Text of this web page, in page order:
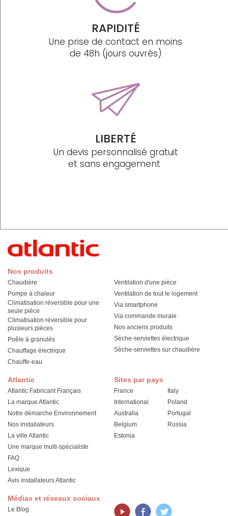
RAPIDITÉ
Une prise de contact en moins
de 48h (jours ouvrés)
LIBERTÉ
Un devis personnalisé gratuit
et sans engagement
Atlantic
Atlantic Fabricant Français
La marque Atlantic
Notre démarche Environnement
Nos installateurs
La ville Atlantic
Une marque multi-spécialiste
FAQ
Lexique
Avis installateurs Atlantic
Nos produits
Chaudière
Pompe à chaleur
Climatisation réversible pour une
seule pièce
Climatisation réversible pour
plusieurs pièces
Poêle à granulés
Chauffage électrique
Chauffe-eau
Ventilation d'une pièce
Ventilation de tout le logement
Via smartphone
Via commande murale
Nos anciens produits
Sèche-serviettes électrique
Sèche-serviettes sur chaudière
Sites par pays
France
International
Australia
Belgium
Estonia
Italy
Poland
Portugal
Russia
Médias et réseaux sociaux
Le Blog